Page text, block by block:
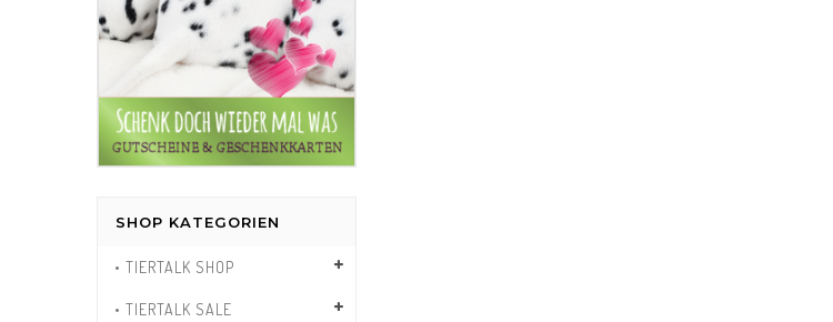
SHOP KATEGORIEN
• TIERTALK SHOP
• TIERTALK SALE